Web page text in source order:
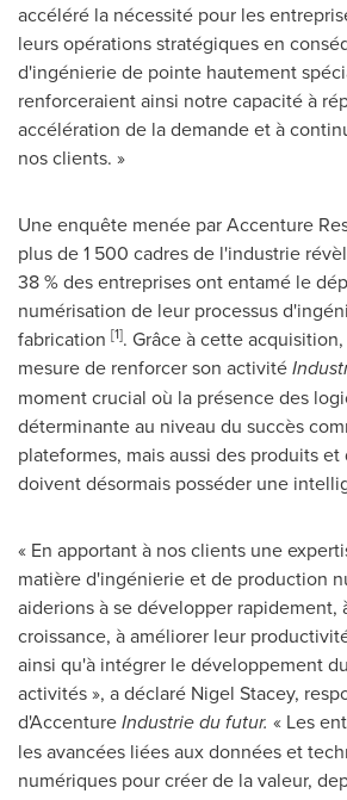
accéléré la nécessité pour les
leurs opérations stratégiques en
d'ingénierie de pointe hautement
renforceraient ainsi notre capacité à
accélération de la demande et à
nos clients. »
Une enquête menée par Accenture
plus de 1 500 cadres de l'industrie
38 % des entreprises ont entamé le
numérisation de leur processus
fabrication [1]. Grâce à cette
mesure de renforcer son activité
moment crucial où la présence des
déterminante au niveau du succès
plateformes, mais aussi des produits et
doivent désormais posséder une
« En apportant à nos clients une
matière d'ingénierie et de production
aiderions à se développer rapidement,
croissance, à améliorer leur
ainsi qu'à intégrer le développement
activités », a déclaré Nigel Stacey,
d'AccentureIndustrie du futur. « Les
les avancées liées aux données et
numériques pour créer de la valeur,